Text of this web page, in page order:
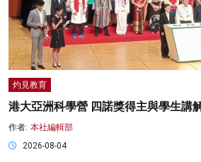
灼見教育
港大亞洲科學營 四諾獎得主與學生講
作者: 本社編輯部
2026-08-04